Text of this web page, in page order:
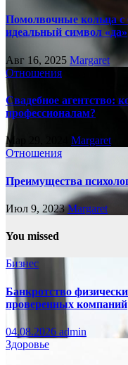
Помолвочные кольца
идеальный символ «да»
Авг 16, 2025 Margaret
Отношения
Свадебное агентство:
профессионалам?
Мар 29, 2024 Margaret
Отношения
Преимущества
Июл 9, 2023Margaret
You missed
Бизнес
Банкротство
проверенных компаний
04.08.2026 admin
Здоровье